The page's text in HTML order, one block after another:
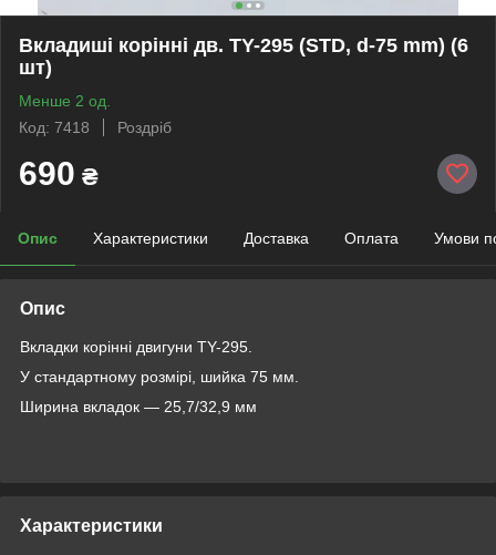
Вкладиші корінні дв. TY-295 (STD, d-75 mm) (6
шт)
Менше 2 од.
Код: 7418
Роздріб
690 ₴
Опис Характеристики Доставка Оплата Умови
Опис
Вкладки корінні двигуни TY-295.
У стандартному розмірі, шийка 75 мм.
Ширина вкладок — 25,7/32,9 мм
Характеристики